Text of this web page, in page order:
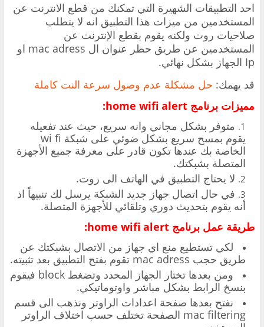
احد التطبيقات الشهيرة التي تمكنك من قطع الانترنت عن
المستخدمين من ميزات هذا التطبيق انه لا يتطلب
صلاحيات روت ولكنه يقوم بقطع الإنترنت عن
المستخدمين عن طريق حظر عنوان ال mac adress او
Ip الجهاز بشكل نهائي.
قد يهمك: حل مشكلة عدم وصول سرعة النت كاملة
مميزات برنامج home wifi alert:
متوفر بشكل مجاني وانه سريع، حيث عند تفعيله
يقوم بمسح سريع بشكل ضوئي على شبكة wi fi
الخاصة بك عندها تكون قادر على معرفة جميع الأجهزة
المتصلة بشبكتك.
لا يحتاج التطبيق في الهاتف الى روت.
في حال اتصال جهاز جديد الشبكة يرسل لك تنبيهاً اذ
أنه يقوم بتحديث دوري وتلقائي للأجهزة المتصلة.
طريقة عمل برنامج home wifi alert:
لكي تستطيع منع اي جهاز من الاتصال بشبكتك عن
طريق حجب mac adress تقوم بفتح التطبيق بعد تثبيته.
ومن بعدها تختار الجهاز المحدد وتضغط block فيقوم
بنسخ الرابط بشكل مباشر واوتوماتيكي.
نفتح بعدها صفحة اعدادات الراوتر ونذهب الى قسم
mac filtering الصفحة تختلف حسب اختلاف الراوتر